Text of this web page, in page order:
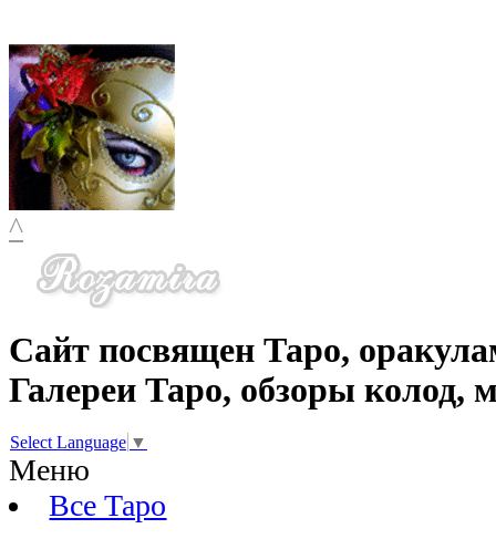
^
Сайт посвящен Таро,
Галереи Таро, обзоры колод,
Select Language ▼
Меню
Все Таро